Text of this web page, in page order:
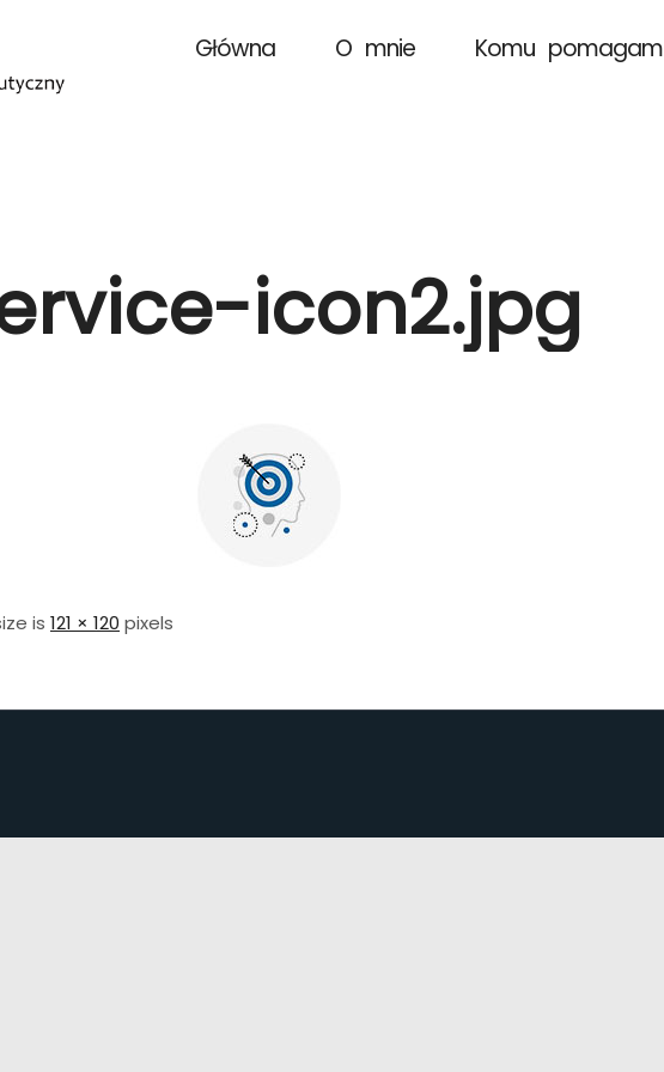
Główna O mnie Komu pomagam
icon2.jpg
is 121 × 120 pixels